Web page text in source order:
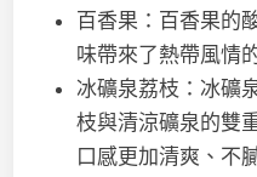
百香果：百香果的
味帶來了熱帶風情
冰礦泉荔枝：冰礦
枝與清涼礦泉的雙
口感更加清爽、不